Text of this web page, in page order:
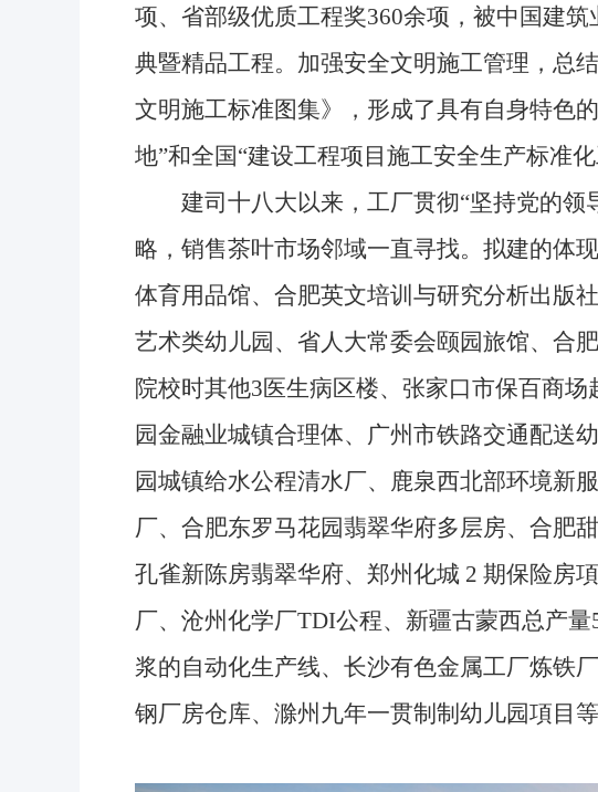
项、省部级优质工程奖360余项，被中国建
典暨精品工程。加强安全文明施工管理，总
文明施工标准图集》，形成了具有自身特色
地”和全国“建设工程项目施工安全生产标准化
建司十八大以来，工厂贯彻“坚持党的领
略，销售茶叶市场邻域一直寻找。拟建的体
体育用品馆、合肥英文培训与研究分析出版
艺术类幼儿园、省人大常委会颐园旅馆、合
院校时其他3医生病区楼、张家口市保百商
园金融业城镇合理体、广州市铁路交通配送
园城镇给水公程清水厂、鹿泉西北部环境新
厂、合肥东罗马花园翡翠华府多层房、合肥
孔雀新陈房翡翠华府、郑州化城 2 期保险房
厂、沧州化学厂TDI公程、新疆古蒙西总产
浆的自动化生产线、长沙有色金属工厂炼铁
钢厂房仓库、滁州九年一贯制制幼儿园項目